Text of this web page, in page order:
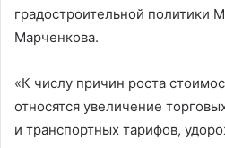
градостроительной политики
Марченкова.
«К числу причин роста
относятся увеличение
и транспортных тарифов,